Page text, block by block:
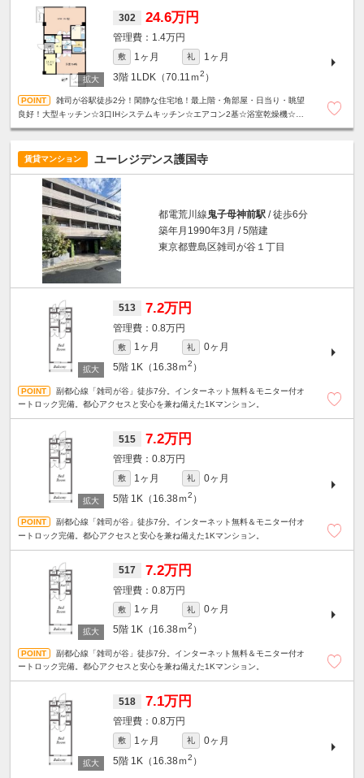
302 24.6万円
1.4万円
敷 1ヶ月 礼
1ヶ月
3階 1LDK（70.11ｍ2 ）
雑司が谷駅徒歩2分！閑静な住宅地！最上階・角部屋・日当り・眺望
良好！大型キッチン☆3口IHシステムキッチン☆エアコン2基☆浴室乾燥機☆温
賃貸マンション ユーレジデンス護国寺
都電荒川線鬼子母神前駅 / 徒歩6分
築年月1990年3月 / 5階建
東京都豊島区雑司が谷１丁目
513 7.2万円
0.8万円
敷 1ヶ月 礼
0ヶ月
5階 1K（16.38ｍ2 ）
副都心線「雑司が谷」徒歩7分。インターネット無料＆モニター付オ
ートロック完備。都心アクセスと安心を兼ね備えた1Kマンション。
515 7.2万円
0.8万円
敷 1ヶ月 礼
0ヶ月
5階 1K（16.38ｍ2 ）
副都心線「雑司が谷」徒歩7分。インターネット無料＆モニター付オ
ートロック完備。都心アクセスと安心を兼ね備えた1Kマンション。
517 7.2万円
0.8万円
敷 1ヶ月 礼
0ヶ月
5階 1K（16.38ｍ2 ）
副都心線「雑司が谷」徒歩7分。インターネット無料＆モニター付オ
ートロック完備。都心アクセスと安心を兼ね備えた1Kマンション。
518 7.1万円
0.8万円
敷 1ヶ月 礼
0ヶ月
5階 1K（16.38ｍ2 ）